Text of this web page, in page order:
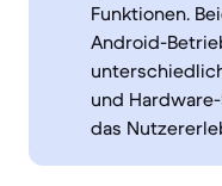
Funktionen.
Android-
und
das